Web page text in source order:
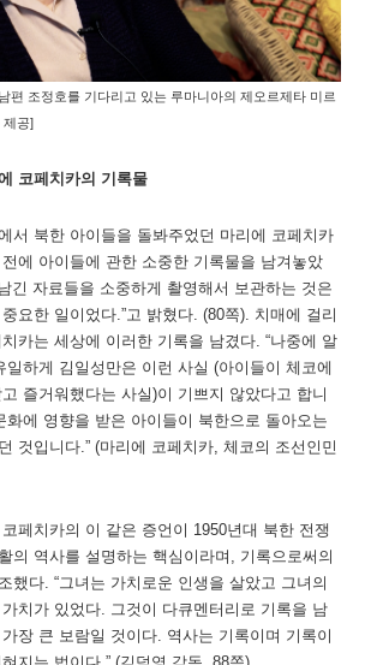
편 조정호를 기다리고 있는 루마니아의 제오르제타 미르
제공]
코페치카의 기록물
서 북한 아이들을 돌봐주었던 마리에 코페치카
에 아이들에 관한 소중한 기록물을 남겨놓았
긴 자료들을 소중하게 촬영해서 보관하는 것은
요한 일이었다.”고 밝혔다. (80쪽). 치매에 걸리
카는 세상에 이러한 기록을 남겼다. “나중에 알
일하게 김일성만은 이런 사실 (아이들이 체코에
즐거워했다는 사실)이 기쁘지 않았다고 합니
화에 영향을 받은 아이들이 북한으로 돌아오는
것입니다.” (마리에 코페치카, 체코의 조선인민
페치카의 이 같은 증언이 1950년대 북한 전쟁
의 역사를 설명하는 핵심이라며, 기록으로써의
했다. “그녀는 가치로운 인생을 살았고 그녀의
치가 있었다. 그것이 다큐멘터리로 기록을 남
장 큰 보람일 것이다. 역사는 기록이며 기록이